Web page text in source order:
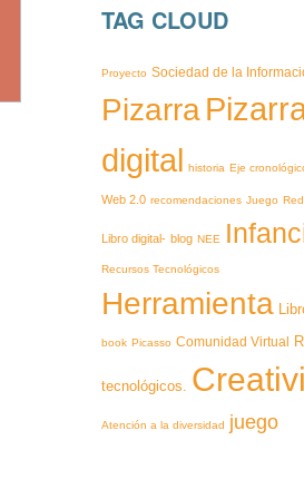
TAG CLOUD
Proyecto Sociedad de la
Pizarra
digital historia Eje
Web 2.0 recomendaciones Juego
Libro digital- blog NEE
Recursos Tecnológicos
Herramienta
book Picasso Comunidad Virtual
tecnológicos.
Atención a la diversidad juego